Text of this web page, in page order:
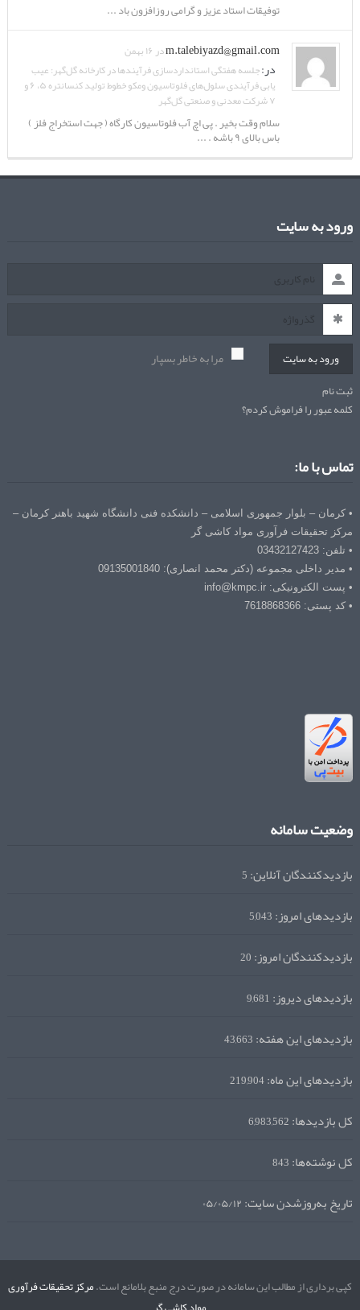
توفیقات استاد عزیز و گرامی روزافزون باد ...
m.talebiyazd@gmail.comدر ۱۶ بهمن
در:جلسه هفتگی استانداردسازی فرآیندها در کارخانه گل‌گهر: عیب
یابی فرآیندی سلول‌های فلوتاسیون ومکو خطوط تولید کنسانتره ۵، ۶ و
۷ شرکت معدنی و صنعتی گل‌گهر
سلام وقت بخیر . پی اچ آب فلوتاسیون کارگاه ( جهت استخراج فلز )
باس بالای ۹ باشه . ...
ورود به سایت
ورود به سایت مرا به خاطر بسپار
ثبت نام
کلمه عبور را فراموش کردم؟
تماس با ما:
• کرمان – بلوار جمهوری اسلامی – دانشکده فنی دانشگاه شهید باهنر کرمان –
مرکز تحقیقات فرآوری مواد کاشی گر
• تلفن: 03432127423
• مدیر داخلی مجموعه (دکتر محمد انصاری): 09135001840
• پست الکترونیکی: info@kmpc.ir
• کد پستی: 7618868366
وضعیت سامانه
بازدیدکنندگان آنلاین:5
بازدیدهای امروز:5,043
بازدیدکنندگان امروز:20
بازدیدهای دیروز:9,681
بازدیدهای این هفته:43,663
بازدیدهای این ماه:219,904
کل بازدیدها:6,983,562
کل نوشته‌ها:843
تاریخ به‌روزشدن سایت:۰۵/۰۵/۱۲
کپی برداری از مطالب این سامانه در صورت درج منبع بلامانع است.مرکز تحقیقات فرآوری